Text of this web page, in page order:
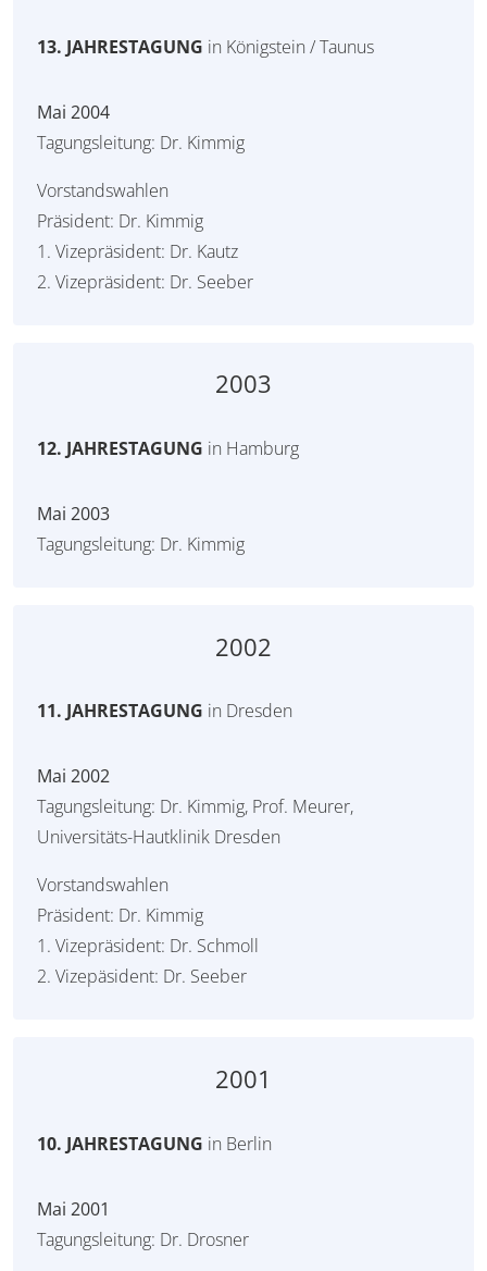
13. JAHRESTAGUNG in Königstein / Taunus
Mai 2004
Tagungsleitung: Dr. Kimmig
Vorstandswahlen
Präsident: Dr. Kimmig
1. Vizepräsident: Dr. Kautz
2. Vizepräsident: Dr. Seeber
2003
12. JAHRESTAGUNG in Hamburg
Mai 2003
Tagungsleitung: Dr. Kimmig
2002
11. JAHRESTAGUNG in Dresden
Mai 2002
Tagungsleitung: Dr. Kimmig, Prof. Meurer,
Universitäts-Hautklinik Dresden
Vorstandswahlen
Präsident: Dr. Kimmig
1. Vizepräsident: Dr. Schmoll
2. Vizepäsident: Dr. Seeber
2001
10. JAHRESTAGUNG in Berlin
Mai 2001
Tagungsleitung: Dr. Drosner